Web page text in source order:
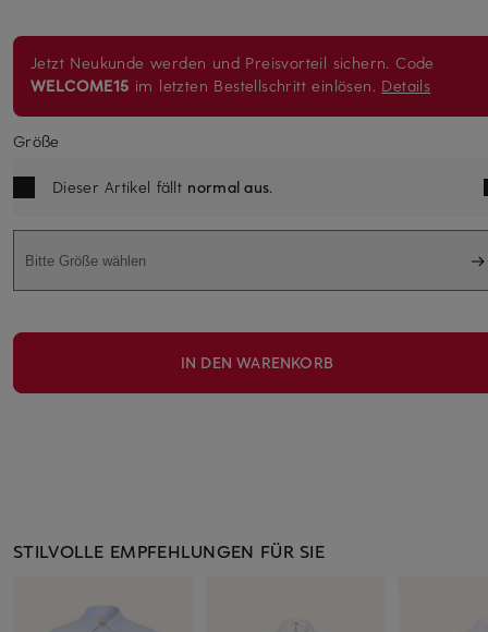
Jetzt Neukunde werden und Preisvorteil sichern. Code
WELCOME15 im letzten Bestellschritt einlösen. Details
Größe
Dieser Artikel fällt normal aus.
Bitte Größe wählen
IN DEN WARENKORB
STILVOLLE EMPFEHLUNGEN FÜR SIE